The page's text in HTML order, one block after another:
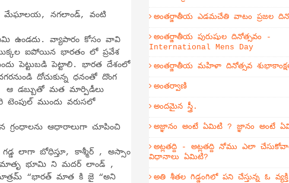
మేఘాలయ, నగలాండ్, వంటి
ఏమి ఉండదు. వ్యాపారం కోసం వావి
ఐపోయిన భారతం లో ప్రవేశ
పెట్టుబడి పెట్టాలి. భారత దేశంలో
దోచుకున్న ధనంతో దొంగ
ఆ డబ్బుతో మత మార్పిడీలు
ముందు వరుసలో
గ్రంధాలను ఆధారాలుగా చూపించి
లాగా బోధిస్తూ, కాశ్మీర్ , అస్సాం
మాతృ భూమి ని మదర్ లాండ్ ,
“భారత్ మాత కి జై “అని
అంతర్జాతీయ ఎడమచేతి వాటం ప్రజల
అంతర్జాతీయ పురుషుల దినోత్సవం -
International Mens Day
అంతర్జాతీయ మహిళా దినోత్సవ
అంతర్వాణి
అందమైన స్త్రీ.
అజ్ఞానం అంటే ఏమిటి ? జ్ఞానం అంటే
అట్లతద్ది - అట్లతద్ది నోము ఎలా
విధానాలు ఏమిటి?
అతి శీతల గిడ్డంగిలో పని చేస్తున్న ఓ